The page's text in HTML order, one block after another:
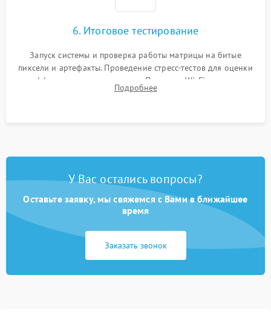
6. Итоговое тестирование
Запуск системы и проверка работы матрицы на битые
пиксели и артефакты. Проведение стресс-тестов для оценки
эффективности охлаждения. Проверка Wi-Fi, камеры,
микрофона и всех портов перед выдачей устройства.
Подробнее
У Вас остались вопросы?
Оставьте заявку, мы свяжемся с Вами в ближайшее
время
Заказать звонок